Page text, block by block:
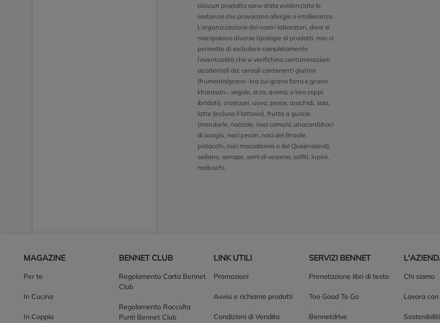
ciascun prodotto sono state evidenziate le
sostanze che provocano allergie o intolleranze.
L’organizzazione dei nostri laboratori, dove si
manipolano diverse tipologie di prodotti, non ci
permette di escludere completamente
l’eventualità che si verifichino contaminazioni
accidentali da: cereali contenenti glutine
(frumento/grano -tra cui grano farro e grano
khorasan-, segale, orzo, avena, o loro ceppi
ibridati), crostacei, uova, pesce, arachidi, soia,
latte (incluso il lattosio), frutta a guscio
(mandorle, nocciole, noci comuni, anacardi/noci
di acagiù, noci pecan, noci del Brasile,
pistacchi, noci macadamia o del Queensland),
sedano, senape, semi di sesamo, solfiti, lupini,
molluschi.
MAGAZINE
Per te
In Cucina
In Coppia
BENNET CLUB
Regolamento Carta Bennet
Club
Regolamento Raccolta
Punti Bennet Club
LINK UTILI
Promozioni
Avvisi e richiamo prodotti
Condizioni di Vendita
SERVIZI BENNET
Prenotazione libri di testo
Too Good To Go
Bennetdrive
Chi siamo
Lavora